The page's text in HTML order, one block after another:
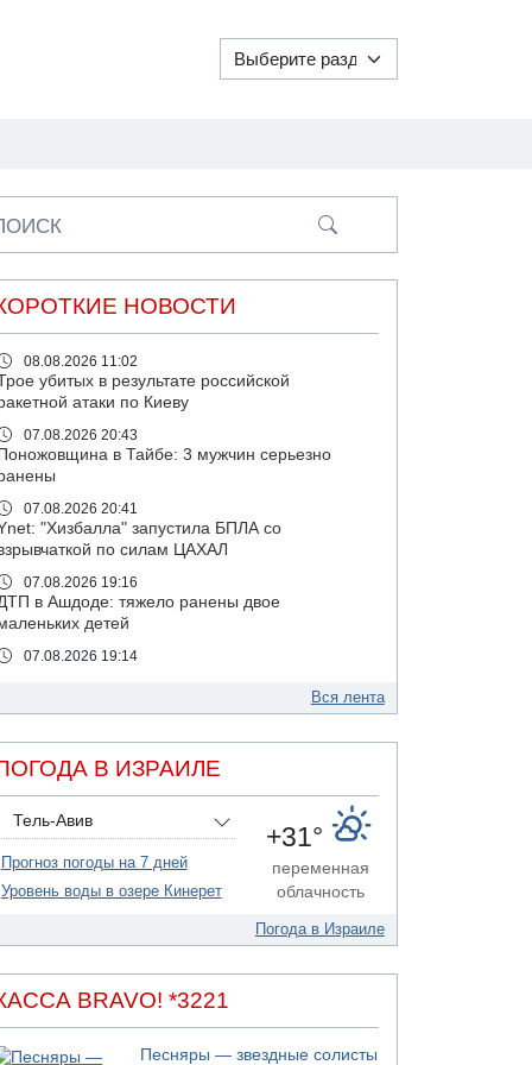
НОВОСТИ
08.08.2026 11:02
убитых в результате российской
атаки по Киеву
07.08.2026 20:43
Поножовщина в Тайбе: 3 мужчин серьезно
07.08.2026 20:41
"Хизбалла" запустила БПЛА со
по силам ЦАХАЛ
07.08.2026 19:16
в Ашдоде: тяжело ранены двое
детей
07.08.2026 19:14
- Гильбоа Дахан
Обнародовано имя полицейского,
подозреваемого в коррупционных
отношениях с Йоавом Элиаси
07.08.2026 17:51
БАГАЦ отказался заморозить лишение
налоговых льгот для уклонистов-харедим
07.08.2026 17:48
Иерусалиме водитель врезался в забор и
пострадал
Вся лента
В ИЗРАИЛЕ
Тель-Авив
Прогноз погоды на 7 дней
Уровень воды в озере Кинерет
+31°
переменная
облачность
Погода в Израиле
BRAVO! *3221
Песняры — звездные солисты